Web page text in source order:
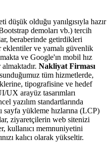
düşük olduğu yanılgısıyla hazır
demoları vb.) tercih
beraberinde getirdikleri
eklentiler ve yamalı güvenlik
ve Google'ın mobil hız
Nakliyat Firması
tüm hizmetlerde,
tipografisine ve hedef
UX arayüz tasarımları
yazılım standartlarında
sayfa yükleme hızlarına (LCP)
ziyaretçilerin web sitenizi
kullanıcı memnuniyetini
kalıcı olarak yükseltir.